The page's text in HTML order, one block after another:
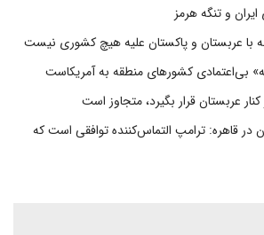
و تنگه هرمز
با عربستان و پاکستان علیه هیچ کشوری نیست
بی‌اعتمادی کشورهای منطقه به آمریکاست
عربستان قرار بگیرد، متجاوز است
در قاهره: ترامپ التماس‌کننده توافقی است که